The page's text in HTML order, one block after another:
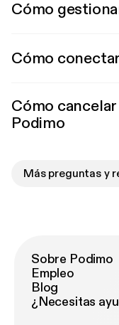
Cómo
Cómo
Cómo
Podimo
Más preguntas y
Sobre Podimo
Empleo
Blog
¿Necesitas